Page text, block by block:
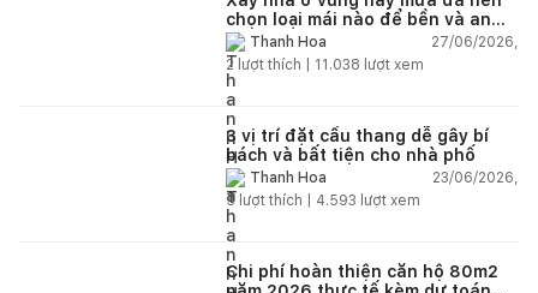
chọn loại mái nào để bền và an
toàn?Thanh Hoa
27/06/2026,
2 lượt thích | 11.038 lượt xem
3 vị trí đặt cầu thang dễ gây bí
bách và bất tiện cho nhà phố
Thanh Hoa
23/06/2026,
5 lượt thích | 4.593 lượt xem
Chi phí hoàn thiện căn hộ 80m2